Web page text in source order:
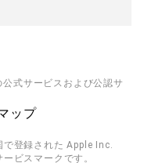
式サービスおよび公認サ
ップ
登録された Apple Inc.
ビスマークです。